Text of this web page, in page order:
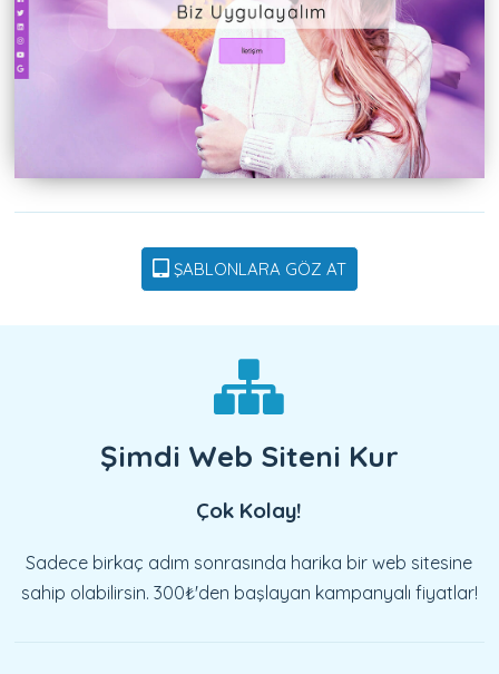
ŞABLONLARA GÖZ AT
Şimdi Web Siteni Kur
Çok Kolay!
Sadece birkaç adım sonrasında harika bir web sitesine
sahip olabilirsin. 300₺'den başlayan kampanyalı fiyatlar!